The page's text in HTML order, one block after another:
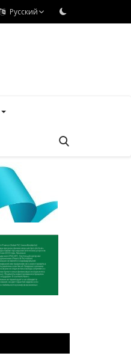
Русский